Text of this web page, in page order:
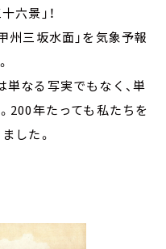
六景」！
州三坂水面」を気象予報
単なる写実でもなく、単
200年たっても私たちを
した。